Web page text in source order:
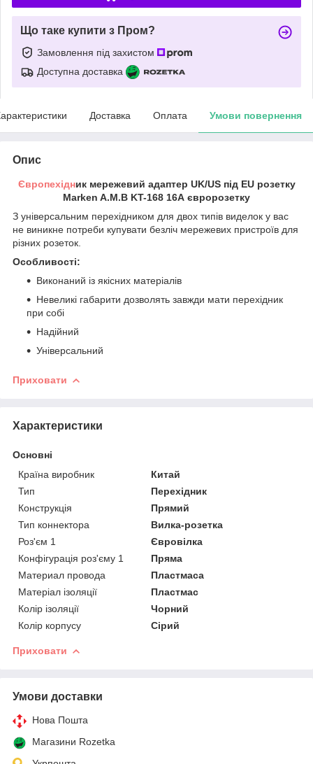
Що таке купити з Пром?
Замовлення під захистом
Доступна доставка
Доставка Оплата Умови повернення
Опис
Європехідник мережевий адаптер UK/US під EU розетку
Marken A.M.B KT-168 16А євророзетку
З універсальним перехідником для двох типів виделок у вас
не виникне потреби купувати безліч мережевих пристроїв для
різних розеток.
Особливості:
Виконаний із якісних матеріалів
Невеликі габарити дозволять завжди мати перехідник
при собі
Надійний
Універсальний
Приховати
Характеристики
Основні
Країна виробник
Китай
Тип
Перехідник
Конструкція
Прямий
Тип коннектора
Вилка-розетка
Роз'єм 1
Євровілка
Конфігурація роз'єму 1
Пряма
Материал провода
Пластмаса
Матеріал ізоляції
Пластмас
Колір ізоляції
Чорний
Колір корпусу
Сірий
Приховати
Умови доставки
Нова Пошта
Магазини Rozetka